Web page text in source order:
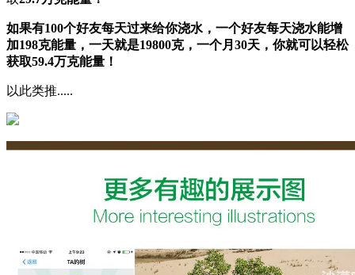
如果有100个好友每天过来给你浇水，一个好友每天浇水能增
加198克能量，一天就是19800克，一个月30天，你就可以轻松
获取59.4万克能量！
以此类推.....